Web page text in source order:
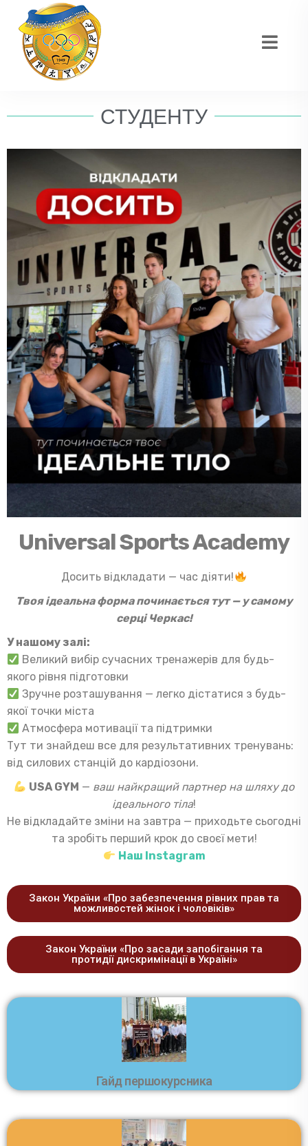
СТУДЕНТУ
Universal Sports Academy
Досить відкладати — час діяти!
Твоя ідеальна форма починається тут — у самому
серці Черкас!
У нашому залі:
Великий вибір сучасних тренажерів для будь-
якого рівня підготовки
Зручне розташування — легко дістатися з будь-
якої точки міста
Атмосфера мотивації та підтримки
Тут ти знайдеш все для результативних тренувань:
від силових станцій до кардіозони.
USA GYM — ваш найкращий партнер на шляху до
ідеального тіла!
Не відкладайте зміни на завтра — приходьте сьогодні
та зробіть перший крок до своєї мети!
Наш Instagram
Закон України «Про забезпечення рівних прав та
можливостей жінок і чоловіків»
Закон України «Про засади запобігання та
протидії дискримінації в Україні»
Гайд першокурсника